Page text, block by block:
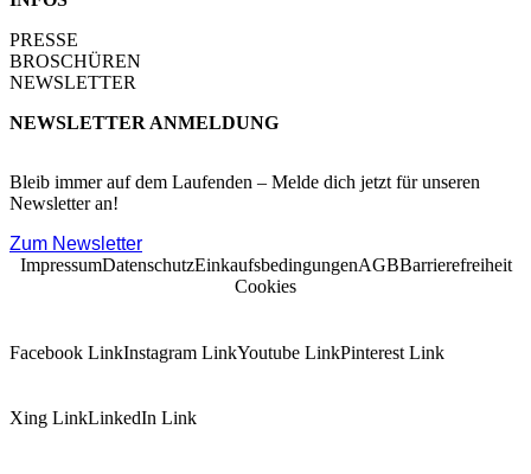
PRESSE
BROSCHÜREN
NEWSLETTER
NEWSLETTER ANMELDUNG
Bleib immer auf dem Laufenden – Melde dich jetzt für unseren
Newsletter an!
Zum Newsletter
ImpressumDatenschutzEinkaufsbedingungenAGBBarrierefreiheit
Cookies
Facebook LinkInstagram LinkYoutube LinkPinterest Link
Xing LinkLinkedIn Link